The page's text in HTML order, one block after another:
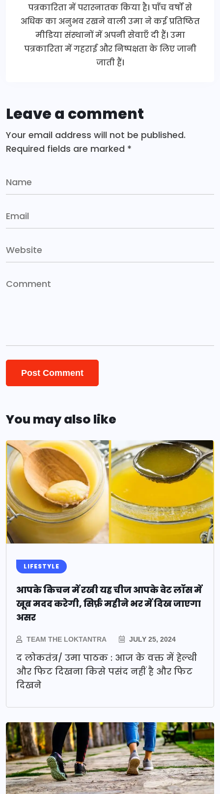
पत्रकारिता में परास्नातक किया है। पाँच वर्षों से
अधिक का अनुभव रखने वाली उमा ने कई प्रतिष्ठित
मीडिया संस्थानों में अपनी सेवाएँ दी हैं। उमा
पत्रकारिता में गहराई और निष्पक्षता के लिए जानी
जाती हैं।
Leave a comment
Your email address will not be published.
Required fields are marked *
You may also like
LIFESTYLE
आपके किचन में रखी यह चीज आपके वेट लॉस में
खूब मदद करेगी, सिर्फ़ महीने भर में दिख जाएगा
असर
TEAM THE LOKTANTRA JULY 25, 2024
द लोकतंत्र/ उमा पाठक : आज के वक्त में हेल्थी
और फिट दिखना किसे पसंद नहीं है और फिट
दिखने